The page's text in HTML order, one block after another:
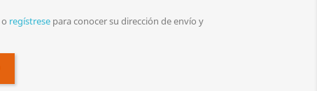
o regístrese para conocer su dirección de envío y